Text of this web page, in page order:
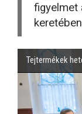
figyelmet
Tejtermékek